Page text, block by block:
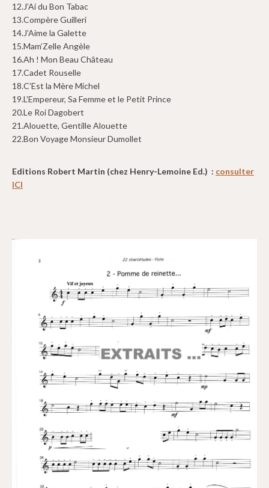
12.J’Ai du Bon Tabac
13.Compère Guilleri
14.J’Aime la Galette
15.Mam’Zelle Angèle
16.Ah ! Mon Beau Château
17.Cadet Rouselle
18.C’Est la Mère Michel
19.L’Empereur, Sa Femme et le Petit Prince
20.Le Roi Dagobert
21.Alouette, Gentille Alouette
22.Bon Voyage Monsieur Dumollet
Editions Robert Martin (chez Henry-Lemoine Ed.) : consulter
ICI